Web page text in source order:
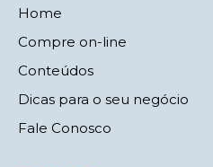
Home
Compre on-line
Conteúdos
Dicas para o seu negócio
Fale Conosco